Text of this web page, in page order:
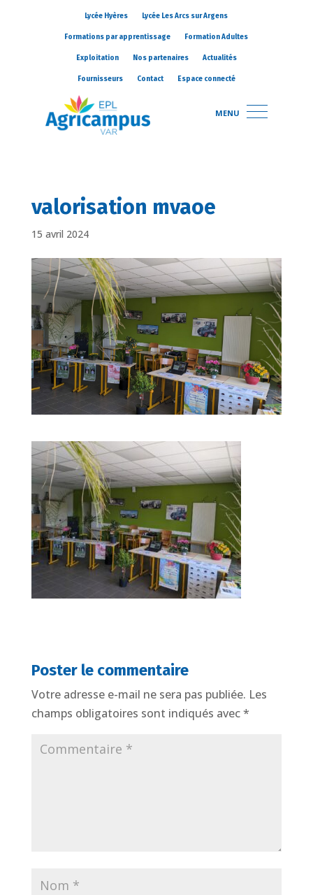
Lycée Hyères Lycée Les Arcs sur Argens
Formations par apprentissage Formation Adultes
Exploitation Nos partenaires Actualités
Fournisseurs Contact Espace connecté
MENU
valorisation mvaoe
15 avril 2024
Poster le commentaire
Votre adresse e-mail ne sera pas publiée. Les
champs obligatoires sont indiqués avec*